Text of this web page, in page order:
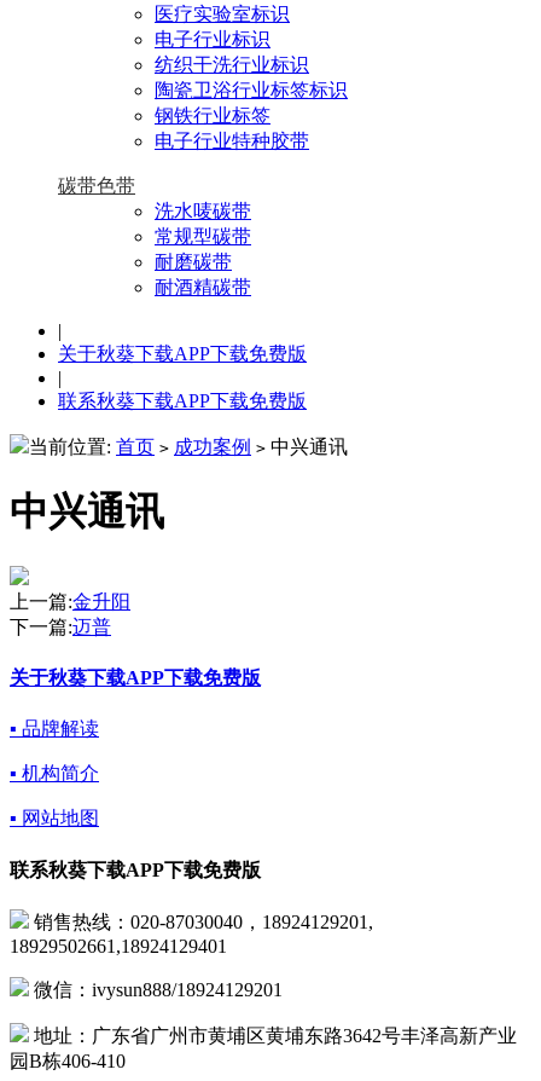
医疗实验室标识
电子行业标识
纺织干洗行业标识
陶瓷卫浴行业标签标识
钢铁行业标签
电子行业特种胶带
碳带色带
洗水唛碳带
常规型碳带
耐磨碳带
耐酒精碳带
|
关于秋葵下载APP下载免费版
|
联系秋葵下载APP下载免费版
当前位置: 首页 > 成功案例 > 中兴通讯
中兴通讯
上一篇:金升阳
下一篇:迈普
关于秋葵下载APP下载免费版
▪ 品牌解读
▪ 机构简介
▪ 网站地图
联系秋葵下载APP下载免费版
销售热线：020-87030040，18924129201,
18929502661,18924129401
微信：ivysun888/18924129201
地址：广东省广州市黄埔区黄埔东路3642号丰泽高新产业
园B栋406-410